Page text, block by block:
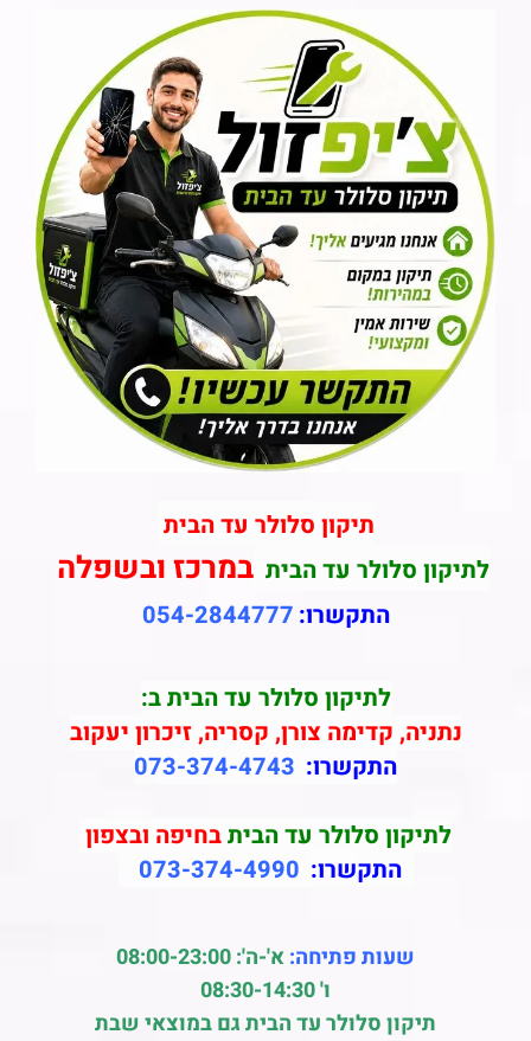
תיקון סלולר עד הבית
לתיקון סלולר עד הביתבמרכז ובשפלה
התקשרו: 054-2844777
לתיקון סלולר עד הבית ב:
נתניה, קדימה צורן, קסריה, זיכרון יעקוב
התקשרו: 073-374-4743
לתיקון סלולר עד הביתבחיפה ובצפון
התקשרו: 073-374-4990
שעות פתיחה:א'-ה': 08:00-23:00
ו' 08:30-14:30
תיקון סלולר עד הבית גם במוצאי שבת